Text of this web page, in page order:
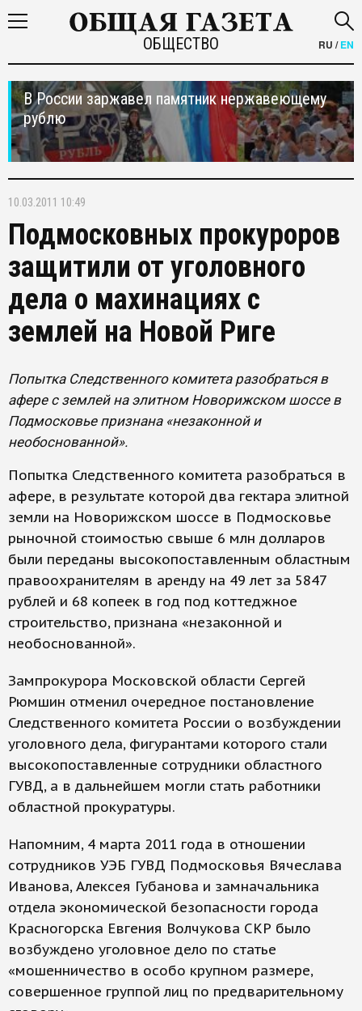
ОБЩЕСТВО RU /EN
В России заржавел памятник нержавеющему
рублю
10.03.2011 10:49
Подмосковных прокуроров
защитили от уголовного
дела о махинациях с
землей на Новой Риге
Попытка Следственного комитета разобраться в
афере с землей на элитном Новорижском шоссе в
Подмосковье признана «незаконной и
необоснованной».
Попытка Следственного комитета разобраться в
афере, в результате которой два гектара элитной
земли на Новорижском шоссе в Подмосковье
рыночной стоимостью свыше 6 млн долларов
были переданы высокопоставленным областным
правоохранителям в аренду на 49 лет за 5847
рублей и 68 копеек в год под коттеджное
строительство, признана «незаконной и
необоснованной».
Зампрокурора Московской области Сергей
Рюмшин отменил очередное постановление
Следственного комитета России о возбуждении
уголовного дела, фигурантами которого стали
высокопоставленные сотрудники областного
ГУВД, а в дальнейшем могли стать работники
областной прокуратуры.
Напомним, 4 марта 2011 года в отношении
сотрудников УЭБ ГУВД Подмосковья Вячеслава
Иванова, Алексея Губанова и замначальника
отдела экономической безопасности города
Красногорска Евгения Волчукова СКР было
возбуждено уголовное дело по статье
«мошенничество в особо крупном размере,
совершенное группой лиц по предварительному